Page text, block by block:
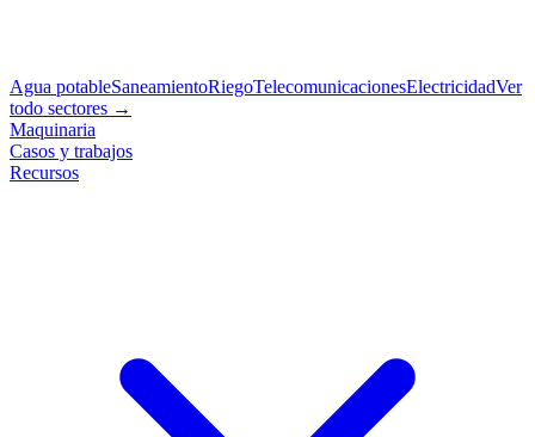
Agua potableSaneamientoRiegoTelecomunicacionesElectricidadVer
todo sectores →
Maquinaria
Casos y trabajos
Recursos